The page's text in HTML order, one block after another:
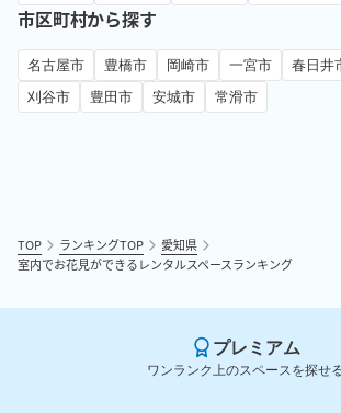
市区町村から探す
名古屋市 豊橋市 岡崎市 一宮市 春日井
刈谷市
豊田市 安城市 常滑市
TOP ランキングTOP
愛知県
室内でお花見ができるレンタルスペースランキング
プレミアム
ワンランク上のスペースを探せ